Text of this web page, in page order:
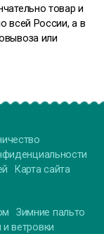
товар и
всей России, а в
или
Карта сайта
Зимние пальто
и ветровки